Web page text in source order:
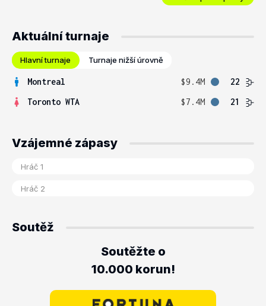
Aktuální turnaje
Hlavní turnaje Turnaje nižší úrovně
Montreal $9.4M
22
Toronto WTA
$7.4M 21
Vzájemné zápasy
Soutěž
Soutěžte o
10.000 korun!